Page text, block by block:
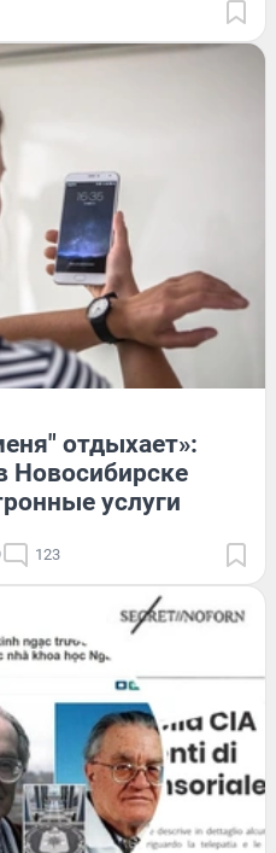
отдыхает»:
Новосибирске
услуги
123